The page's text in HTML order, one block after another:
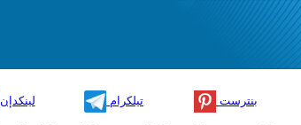
لينكدإن تيلكرام بنترست